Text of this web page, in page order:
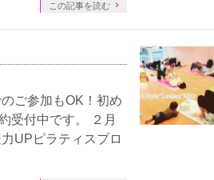
この記事を読む
ご参加もOK！初め
受付中です。 ２月
UPピラティスプロ